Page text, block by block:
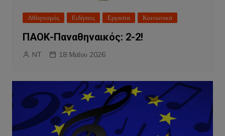
Αθλητισμός Ειδήσεις Εργασία Κοινωνικά
ΠΑΟΚ-Παναθηναικός: 2-2!
NT 18 Μαΐου 2026